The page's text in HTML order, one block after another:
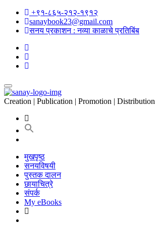
+९१-८६५-२१२-१९१२
sanaybook23@gmail.com
सनय प्रकाशन : नव्या काळाचे प्रतिबिंब
Creation | Publication | Promotion | Distribution
मुखपृष्ठ
सनयविषयी
पुस्तक दालन
छायाचित्रे
संपर्क
My eBooks